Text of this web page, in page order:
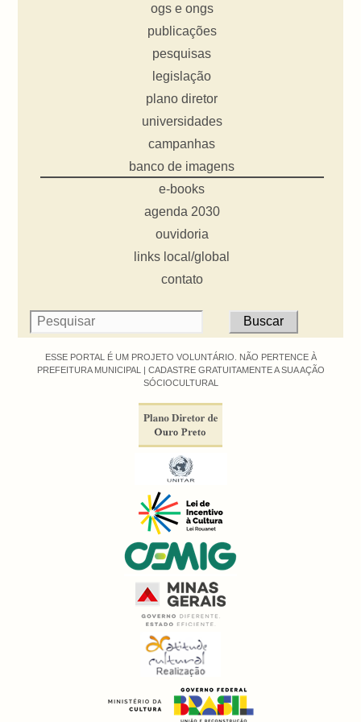
ogs e ongs
publicações
pesquisas
legislação
plano diretor
universidades
campanhas
banco de imagens
e-books
agenda 2030
ouvidoria
links local/global
contato
ESSE PORTAL É UM PROJETO VOLUNTÁRIO. NÃO PERTENCE À
PREFEITURA MUNICIPAL | CADASTRE GRATUITAMENTE A SUA AÇÃO
SÓCIOCULTURAL